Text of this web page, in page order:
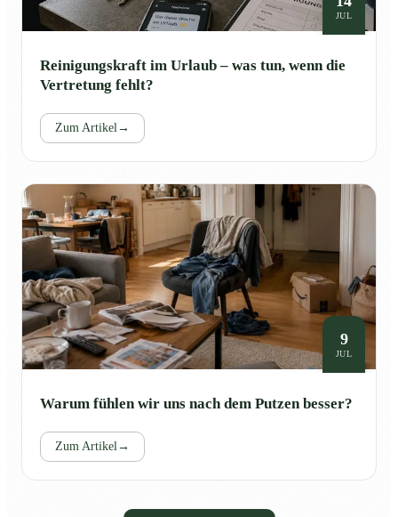
JUL
Reinigungskraft im Urlaub – was tun, wenn die
Vertretung fehlt?
Zum Artikel→
9
JUL
Warum fühlen wir uns nach dem Putzen besser?
Zum Artikel→